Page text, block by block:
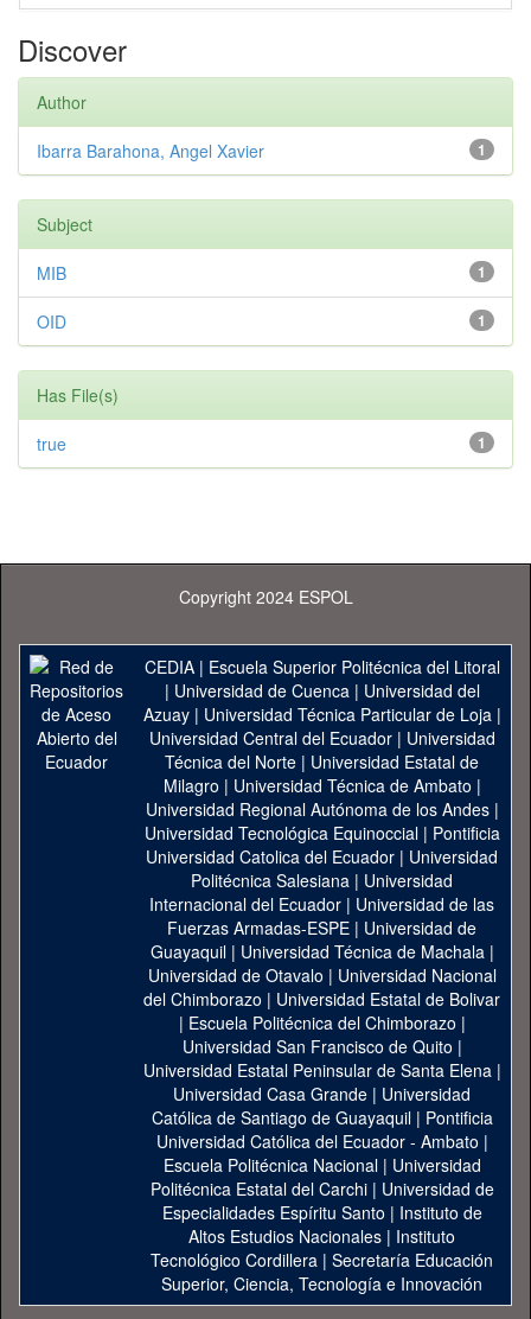
Discover
Author
1
Ibarra Barahona, Angel Xavier
Subject
1
MIB
1
OID
Has File(s)
1
true
Copyright 2024 ESPOL
CEDIA| Escuela Superior Politécnica del Litoral
| Universidad de Cuenca| Universidad del
Azuay| Universidad Técnica Particular de Loja|
Universidad Central del Ecuador| Universidad
Técnica del Norte | Universidad Estatal de
Milagro | Universidad Técnica de Ambato |
Universidad Regional Autónoma de los Andes|
Universidad Tecnológica Equinoccial| Pontificia
Universidad Catolica del Ecuador | Universidad
Politécnica Salesiana | Universidad
Internacional del Ecuador | Universidad de las
Fuerzas Armadas-ESPE | Universidad de
Guayaquil| Universidad Técnica de Machala|
Universidad de Otavalo | Universidad Nacional
del Chimborazo | Universidad Estatal de Bolivar
| Escuela Politécnica del Chimborazo |
Universidad San Francisco de Quito |
Universidad Estatal Peninsular de Santa Elena|
Universidad Casa Grande | Universidad
Católica de Santiago de Guayaquil| Pontificia
Universidad Católica del Ecuador - Ambato |
Escuela Politécnica Nacional| Universidad
Politécnica Estatal del Carchi| Universidad de
Especialidades Espíritu Santo | Instituto de
Altos Estudios Nacionales | Instituto
Tecnológico Cordillera | Secretaría Educación
Superior, Ciencia, Tecnología e Innovación